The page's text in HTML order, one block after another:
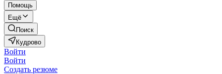
Помощь
Ещё
Поиск
Кудрово
Войти
Войти
Создать резюме